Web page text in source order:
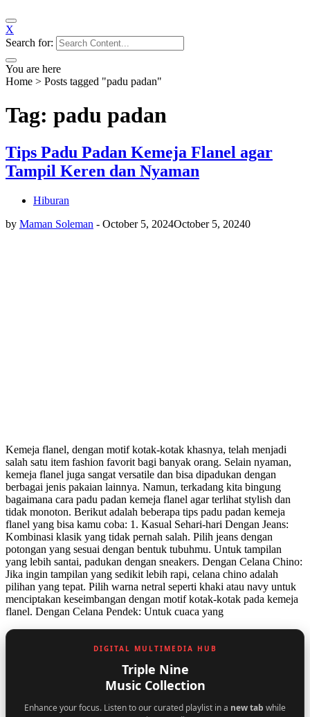
X
Search for:
You are here
Home > Posts tagged "padu padan"
Tag: padu padan
Tips Padu Padan Kemeja Flanel agar
Tampil Keren dan Nyaman
Hiburan
by Maman Soleman - October 5, 2024October 5, 20240
Kemeja flanel, dengan motif kotak-kotak khasnya, telah menjadi
salah satu item fashion favorit bagi banyak orang. Selain nyaman,
kemeja flanel juga sangat versatile dan bisa dipadukan dengan
berbagai jenis pakaian lainnya. Namun, terkadang kita bingung
bagaimana cara padu padan kemeja flanel agar terlihat stylish dan
tidak monoton. Berikut adalah beberapa tips padu padan kemeja
flanel yang bisa kamu coba: 1. Kasual Sehari-hari Dengan Jeans:
Kombinasi klasik yang tidak pernah salah. Pilih jeans dengan
potongan yang sesuai dengan bentuk tubuhmu. Untuk tampilan
yang lebih santai, padukan dengan sneakers. Dengan Celana Chino:
Jika ingin tampilan yang sedikit lebih rapi, celana chino adalah
pilihan yang tepat. Pilih warna netral seperti khaki atau navy untuk
menciptakan keseimbangan dengan motif kotak-kotak pada kemeja
flanel. Dengan Celana Pendek: Untuk cuaca yang
DIGITAL MULTIMEDIA HUB
Triple Nine
Music Collection
Enhance your focus. Listen to our curated playlist in a new tab while